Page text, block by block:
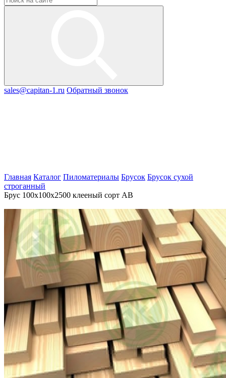
sales@capitan-1.ru Обратный звонок
Главная Каталог Пиломатериалы Брусок Брусок сухой
строганный
Брус 100х100х2500 клееный сорт АВ